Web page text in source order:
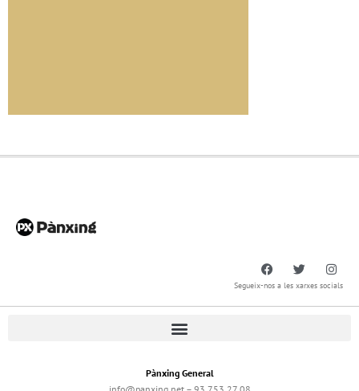
Segueix-nos a les xarxes socials
Pànxing General